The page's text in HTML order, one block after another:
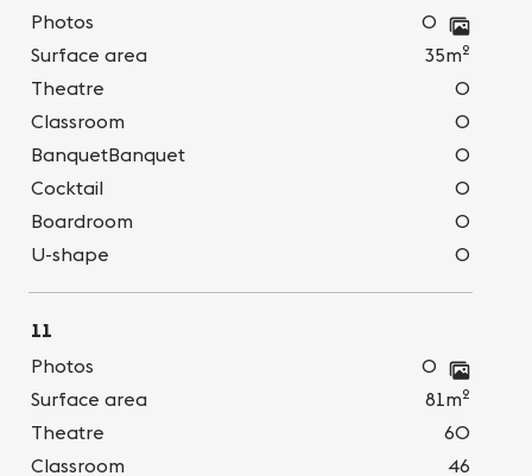
Photos
0
Surface area
35m2
Theatre
0
Classroom
0
BanquetBanquet
0
Cocktail
0
Boardroom
0
U-shape
0
11
Photos
0
Surface area
81m2
Theatre
60
Classroom
46